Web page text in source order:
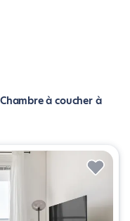
à coucher à